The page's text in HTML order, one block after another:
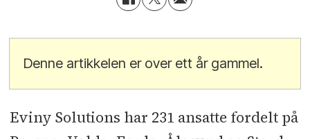
Denne artikkelen er over ett år gammel.
Eviny Solutions har 231 ansatte fordelt på